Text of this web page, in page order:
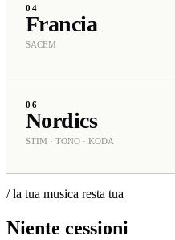
04
Francia
SACEM
06
Nordics
STIM · TONO · KODA
/ la tua musica resta tua
Niente cessioni